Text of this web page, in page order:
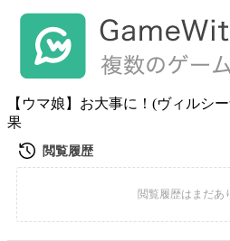
【ウマ娘】お大事に！(ヴィルシ
果